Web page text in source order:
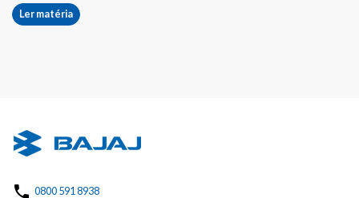
Ler matéria
0800 591 8938